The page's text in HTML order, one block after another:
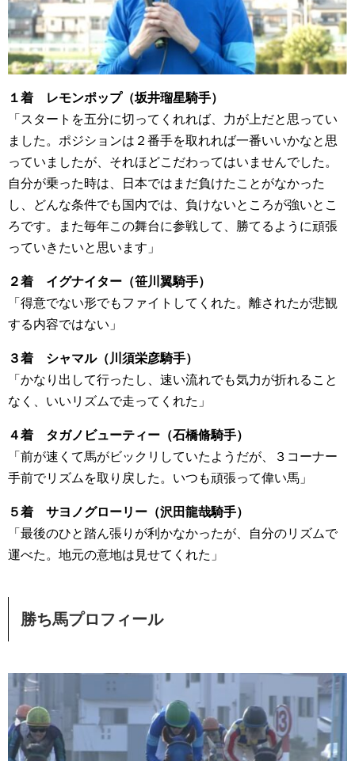
１着 レモンポップ（坂井瑠星騎手）
「スタートを五分に切ってくれれば、力が上だと思ってい
ました。ポジションは２番手を取れれば一番いいかなと思
っていましたが、それほどこだわってはいませんでした。
自分が乗った時は、日本ではまだ負けたことがなかった
し、どんな条件でも国内では、負けないところが強いとこ
ろです。また毎年この舞台に参戦して、勝てるように頑張
っていきたいと思います」
２着 イグナイター（笹川翼騎手）
「得意でない形でもファイトしてくれた。離されたが悲観
する内容ではない」
３着 シャマル（川須栄彦騎手）
「かなり出して行ったし、速い流れでも気力が折れること
なく、いいリズムで走ってくれた」
４着 タガノビューティー（石橋脩騎手）
「前が速くて馬がビックリしていたようだが、３コーナー
手前でリズムを取り戻した。いつも頑張って偉い馬」
５着 サヨノグローリー（沢田龍哉騎手）
「最後のひと踏ん張りが利かなかったが、自分のリズムで
運べた。地元の意地は見せてくれた」
勝ち馬プロフィール